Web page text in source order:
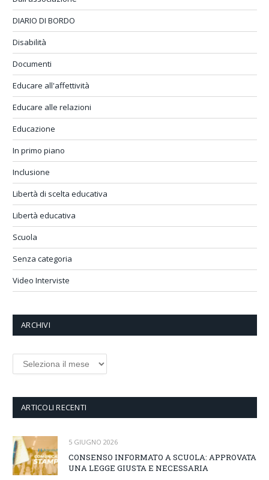
DIARIO DI BORDO
Disabilità
Documenti
Educare all'affettività
Educare alle relazioni
Educazione
In primo piano
Inclusione
Libertà di scelta educativa
Libertà educativa
Scuola
Senza categoria
Video Interviste
ARCHIVI
ARTICOLI RECENTI
5 GIUGNO 2026
CONSENSO INFORMATO A SCUOLA: APPROVATA
UNA LEGGE GIUSTA E NECESSARIA